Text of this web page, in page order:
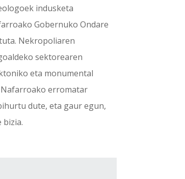
indusketa
Gobernuko Ondare
Nekropoliaren
sektorearen
eta monumental
Nafarroako erromatar
dute, eta gaur egun,